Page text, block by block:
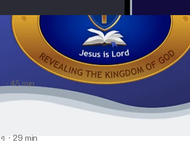
to Know God - Apostle Kingsley Ajei-Godson -
- Min. David Dela
45 min
to Our First Love to Finish Well -
29 min